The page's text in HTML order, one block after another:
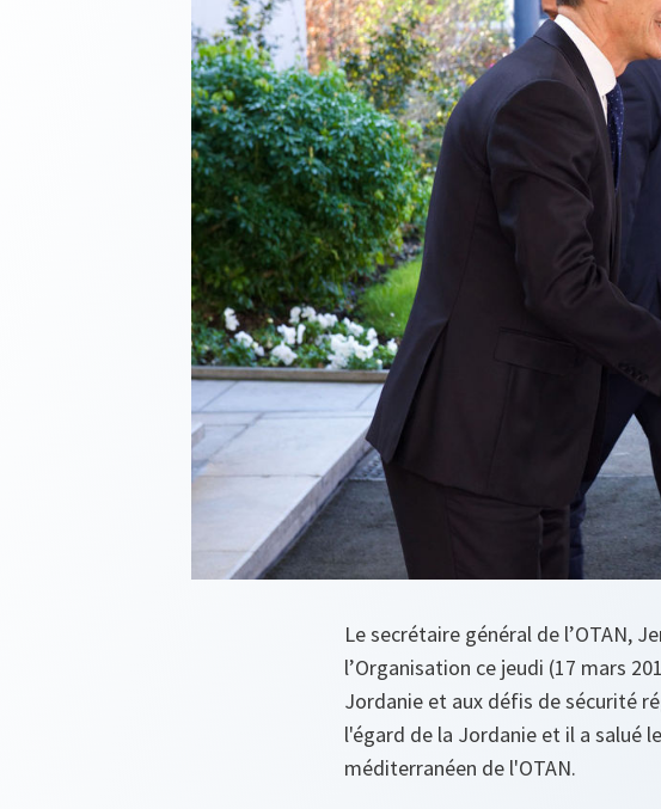
Le secrétaire général de l’OTAN,
l’Organisation ce jeudi (17 mars
Jordanie et aux défis de sécurité
l'égard de la Jordanie et il a salué
méditerranéen de l'OTAN.